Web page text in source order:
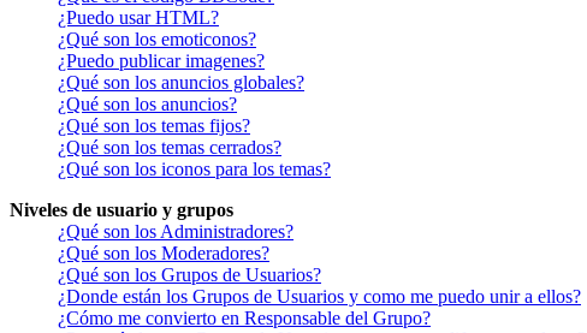
¿Puedo usar HTML?
¿Qué son los emoticonos?
¿Puedo publicar imagenes?
¿Qué son los anuncios globales?
¿Qué son los anuncios?
¿Qué son los temas fijos?
¿Qué son los temas cerrados?
¿Qué son los iconos para los temas?
Niveles de usuario y grupos
¿Qué son los Administradores?
¿Qué son los Moderadores?
¿Qué son los Grupos de Usuarios?
¿Donde están los Grupos de Usuarios y como me puedo unir a ellos?
¿Cómo me convierto en Responsable del Grupo?